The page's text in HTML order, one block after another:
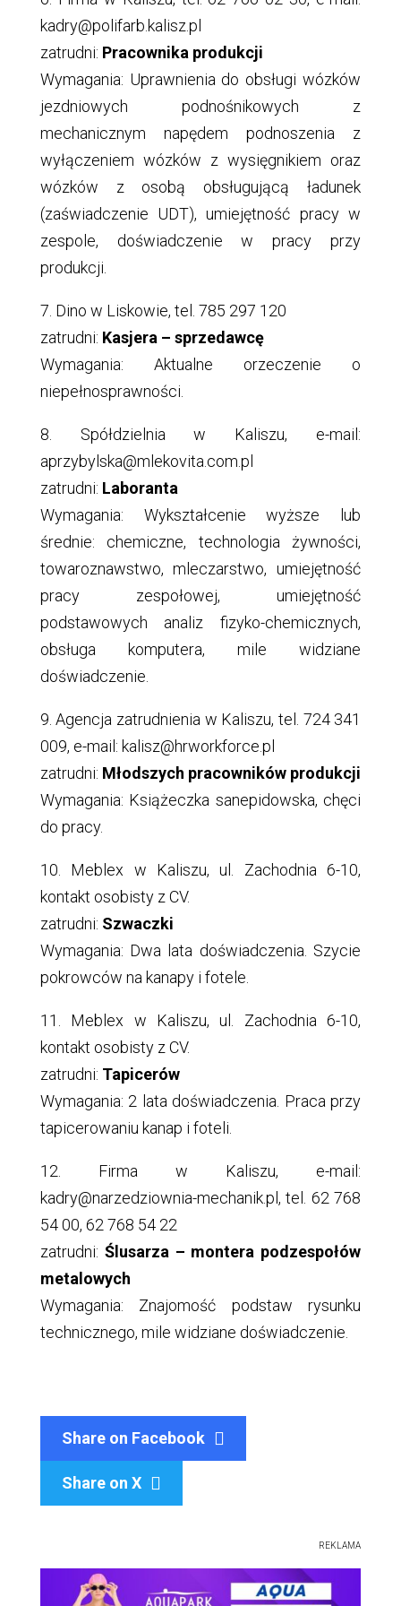
kadry@polifarb.kalisz.pl
zatrudni: Pracownika produkcji
Wymagania: Uprawnienia do obsługi wózków
jezdniowych podnośnikowych z
mechanicznym napędem podnoszenia z
wyłączeniem wózków z wysięgnikiem oraz
wózków z osobą obsługującą ładunek
(zaświadczenie UDT), umiejętność pracy w
zespole, doświadczenie w pracy przy
produkcji.
7. Dino w Liskowie, tel. 785 297 120
zatrudni: Kasjera – sprzedawcę
Wymagania: Aktualne orzeczenie o
niepełnosprawności.
8. Spółdzielnia w Kaliszu, e-mail:
aprzybylska@mlekovita.com.pl
zatrudni: Laboranta
Wymagania: Wykształcenie wyższe lub
średnie: chemiczne, technologia żywności,
towaroznawstwo, mleczarstwo, umiejętność
pracy zespołowej, umiejętność
podstawowych analiz fizyko-chemicznych,
obsługa komputera, mile widziane
doświadczenie.
9. Agencja zatrudnienia w Kaliszu, tel. 724 341
009, e-mail: kalisz@hrworkforce.pl
zatrudni: Młodszych pracowników produkcji
Wymagania: Książeczka sanepidowska, chęci
do pracy.
10. Meblex w Kaliszu, ul. Zachodnia 6-10,
kontakt osobisty z CV.
zatrudni: Szwaczki
Wymagania: Dwa lata doświadczenia. Szycie
pokrowców na kanapy i fotele.
11. Meblex w Kaliszu, ul. Zachodnia 6-10,
kontakt osobisty z CV.
zatrudni: Tapicerów
Wymagania: 2 lata doświadczenia. Praca przy
tapicerowaniu kanap i foteli.
12. Firma w Kaliszu, e-mail:
kadry@narzedziownia-mechanik.pl, tel. 62 768
54 00, 62 768 54 22
zatrudni: Ślusarza – montera podzespołów
metalowych
Wymagania: Znajomość podstaw rysunku
technicznego, mile widziane doświadczenie.
Share on Facebook
Share on X 
REKLAMA